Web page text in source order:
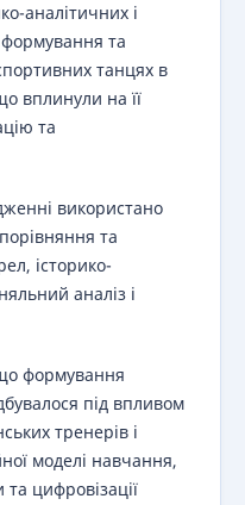
аналітичних і
та
танцях в
вплинули на її
та
використано
та
історико-
аналіз і
формування
під впливом
тренерів і
моделі навчання,
та цифровізації